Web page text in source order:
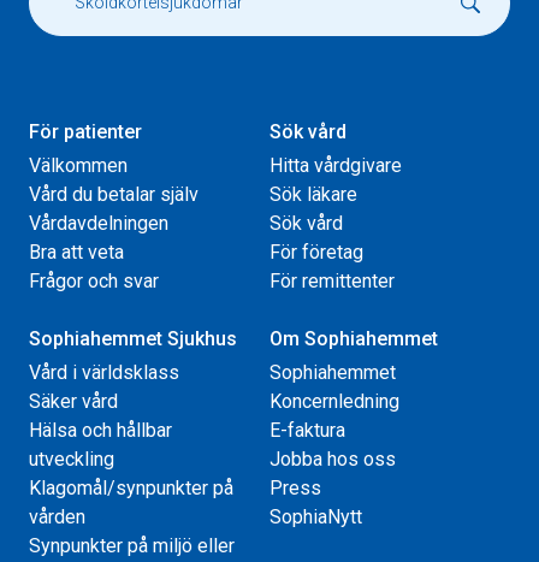
För patienter
Välkommen
Vård du betalar själv
Vårdavdelningen
Bra att veta
Frågor och svar
Sök vård
Hitta vårdgivare
Sök läkare
Sök vård
För företag
För remittenter
Sophiahemmet Sjukhus
Vård i världsklass
Säker vård
Hälsa och hållbar
utveckling
Klagomål/synpunkter på
vården
Synpunkter på miljö eller
Om Sophiahemmet
Sophiahemmet
Koncernledning
E-faktura
Jobba hos oss
Press
SophiaNytt